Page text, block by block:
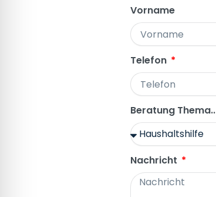
Vorname
Telefon
Beratung Thema..
Nachricht